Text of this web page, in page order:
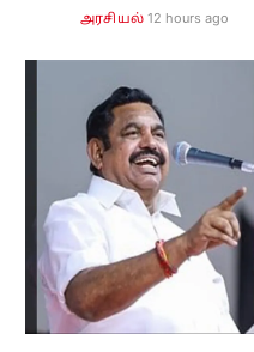
அரசியல் 12 hours ago